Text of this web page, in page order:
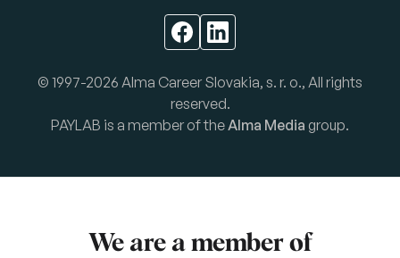
© 1997-2026 Alma Career Slovakia, s. r. o., All rights
reserved.
PAYLAB is a member of theAlma Media group.
We are a member of